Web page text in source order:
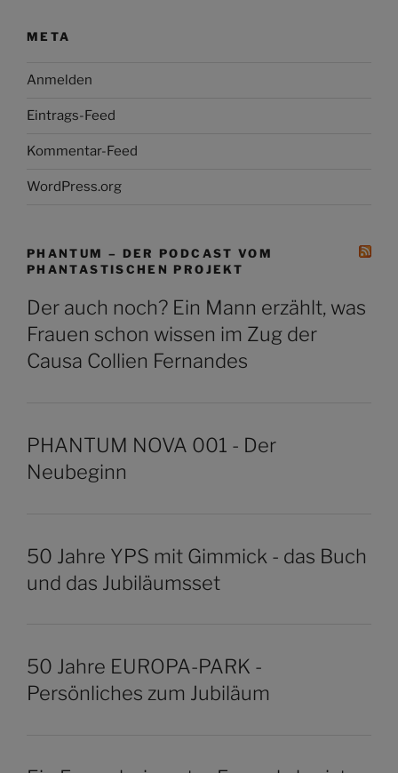
META
Anmelden
Eintrags-Feed
Kommentar-Feed
WordPress.org
PHANTUM – DER PODCAST VOM
PHANTASTISCHEN PROJEKT
Der auch noch? Ein Mann erzählt, was
Frauen schon wissen im Zug der
Causa Collien Fernandes
PHANTUM NOVA 001 - Der
Neubeginn
50 Jahre YPS mit Gimmick - das Buch
und das Jubiläumsset
50 Jahre EUROPA-PARK -
Persönliches zum Jubiläum